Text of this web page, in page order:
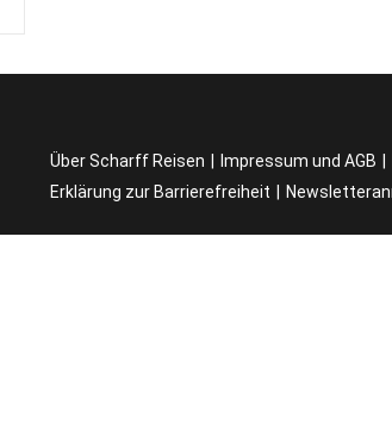
Über Scharff Reisen Impressum und AGB
Erklärung zur Barrierefreiheit